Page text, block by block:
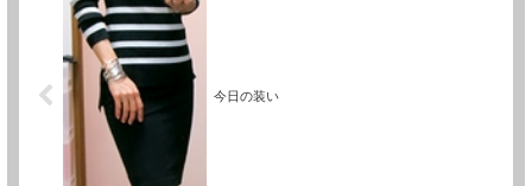
今日の装い